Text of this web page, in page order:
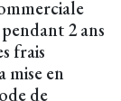
2 ans
frais
mise en
de